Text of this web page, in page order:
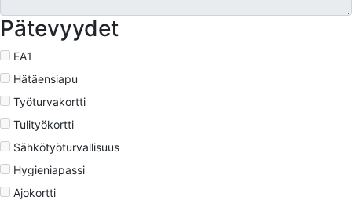
Pätevyydet
EA1
Hätäensiapu
Työturvakortti
Tulityökortti
Sähkötyöturvallisuus
Hygieniapassi
Ajokortti